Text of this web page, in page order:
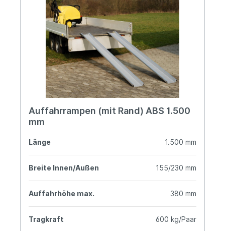
Auffahrrampen (mit Rand) ABS 1.500
mm
Länge 1.500 mm
Breite Innen/Außen 155/230 mm
Auffahrhöhe max. 380 mm
Tragkraft 600 kg/Paar